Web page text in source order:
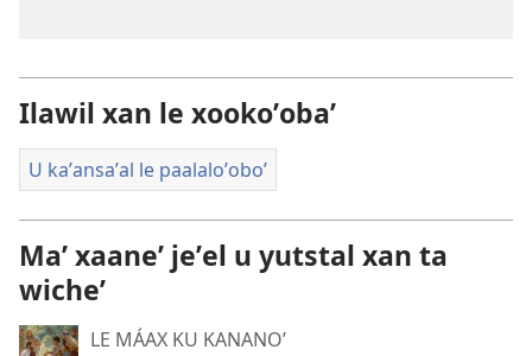
Ilawil xan le xookoʼobaʼ
U kaʼansaʼal le paalaloʼoboʼ
Maʼ xaaneʼ jeʼel u yutstal xan ta
wicheʼ
LE MÁAX KU KANANOʼ